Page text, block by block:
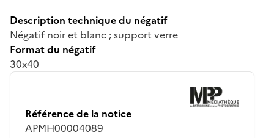
Description technique du négatif
Négatif noir et blanc ; support verre
Format du négatif
30x40
Référence de la notice
APMH00004089